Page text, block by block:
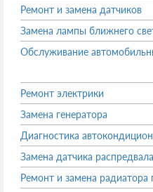
Ремонт и замена датчиков
Замена лампы ближнего
Обслуживание
Ремонт электрики
Замена генератора
Диагностика
Замена датчика распредвала
Ремонт и замена радиатора